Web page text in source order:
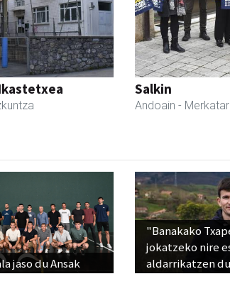
Salkin
Andoain -
jaso du Ansak
"Banakako
jokatzeko nire
aldarrikatzen